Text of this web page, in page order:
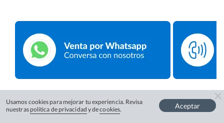
Usamos cookies para mejorar tu experiencia. Revisa
nuestras política de privacidad y decookies. Aceptar